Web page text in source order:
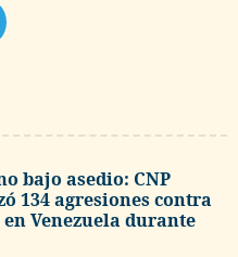
bajo asedio: CNP
134 agresiones contra
Venezuela durante